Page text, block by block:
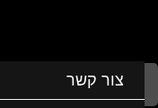
צור קשר
Home